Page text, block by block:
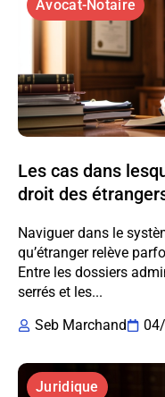
Avocat-Notaire
Les cas dans
droit des
Naviguer dans le
qu’étranger relève
Entre les dossiers
serrés et les...
Seb Marchand
Juridique